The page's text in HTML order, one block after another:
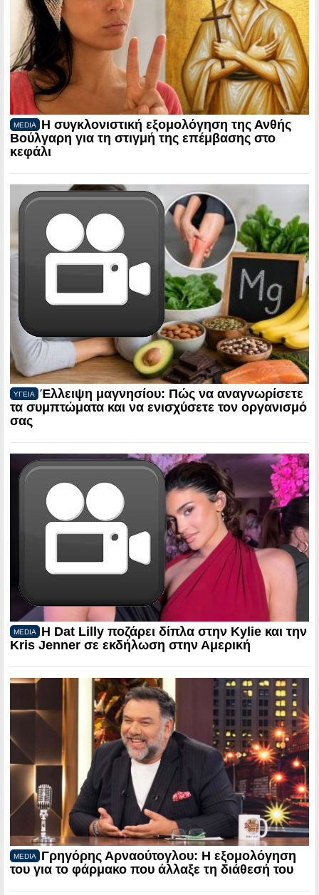
MEDIA
Η συγκλονιστική εξομολόγηση της Ανθής
Βούλγαρη για τη στιγμή της επέμβασης στο
κεφάλι
ΥΓΕΙΑ
Έλλειψη μαγνησίου: Πώς να αναγνωρίσετε
τα συμπτώματα και να ενισχύσετε τον οργανισμό
σας
MEDIA
Η Dat Lilly ποζάρει δίπλα στην Kylie και την
Kris Jenner σε εκδήλωση στην Αμερική
MEDIA
Γρηγόρης Αρναούτογλου: Η εξομολόγηση
του για το φάρμακο που άλλαξε τη διάθεσή του